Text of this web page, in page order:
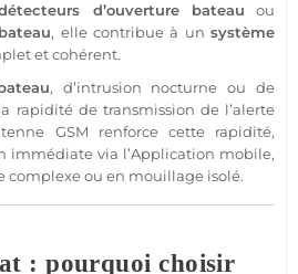
d’ouverture bateau ou
bateau, elle contribue à un système
et cohérent.
, d’intrusion nocturne ou de
rapidité de transmission de l’alerte
GSM renforce cette rapidité,
immédiate via l’Application mobile,
complexe ou en mouillage isolé.
: pourquoi choisir